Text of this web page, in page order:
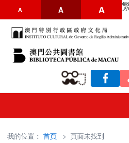
A A A
我的位置： 首頁 > 頁面未找到